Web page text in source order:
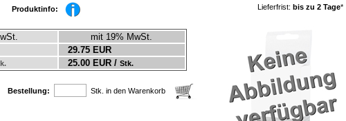
Produktinfo: Lieferfrist: bis zu 2 Tage*
mit 19% MwSt.
29.75 EUR
25.00 EUR / Stk.
Bestellung: Stk. in den Warenkorb